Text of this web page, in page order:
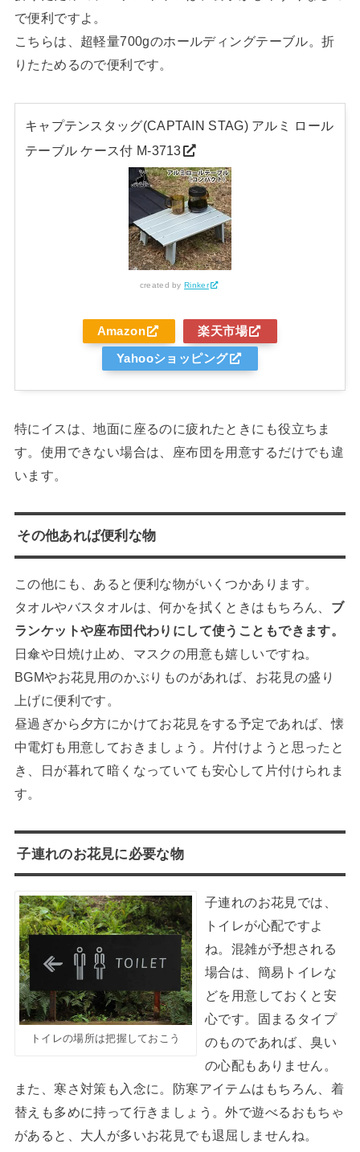
で便利ですよ。
こちらは、超軽量700gのホールディングテーブル。折
りたためるので便利です。
キャプテンスタッグ(CAPTAIN STAG) アルミ ロール
テーブル ケース付 M-3713
created byRinker
Amazon 楽天市場
Yahooショッピング
特にイスは、地面に座るのに疲れたときにも役立ちま
す。使用できない場合は、座布団を用意するだけでも違
います。
その他あれば便利な物
この他にも、あると便利な物がいくつかあります。
タオルやバスタオルは、何かを拭くときはもちろん、 ブ
ランケットや座布団代わりにして使うこともできます。
日傘や日焼け止め、マスクの用意も嬉しいですね。
BGMやお花見用のかぶりものがあれば、お花見の盛り
上げに便利です。
昼過ぎから夕方にかけてお花見をする予定であれば、懐
中電灯も用意しておきましょう。片付けようと思ったと
き、日が暮れて暗くなっていても安心して片付けられま
す。
子連れのお花見に必要な物
トイレの場所は把握しておこう
子連れのお花見では、
トイレが心配ですよ
ね。混雑が予想される
場合は、簡易トイレな
どを用意しておくと安
心です。固まるタイプ
のものであれば、臭い
の心配もありません。
また、寒さ対策も入念に。防寒アイテムはもちろん、着
替えも多めに持って行きましょう。外で遊べるおもちゃ
があると、大人が多いお花見でも退屈しませんね。